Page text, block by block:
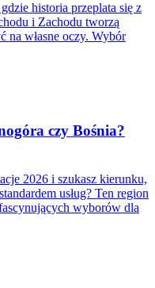
historia przeplata się z
i Zachodu tworzą
na własne oczy. Wybór
czy Bośnia?
2026 i szukasz kierunku,
usług? Ten region
wyborów dla